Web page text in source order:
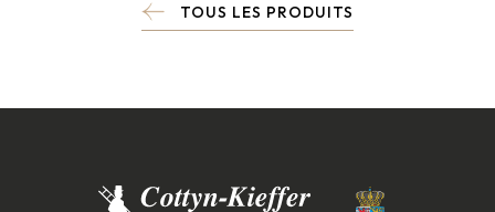
TOUS LES PRODUITS